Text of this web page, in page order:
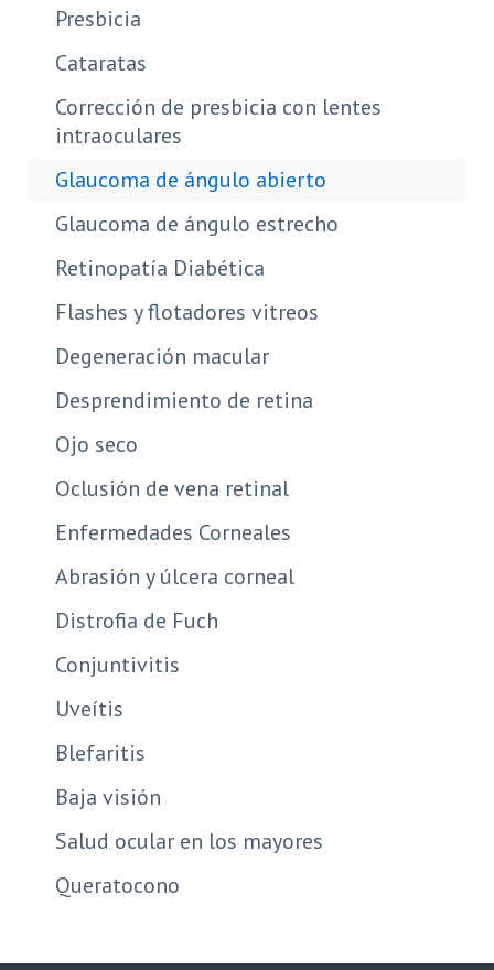
Presbicia
Cataratas
Corrección de presbicia con lentes
intraoculares
Glaucoma de ángulo abierto
Glaucoma de ángulo estrecho
Retinopatía Diabética
Flashes y flotadores vitreos
Degeneración macular
Desprendimiento de retina
Ojo seco
Oclusión de vena retinal
Enfermedades Corneales
Abrasión y úlcera corneal
Distrofia de Fuch
Conjuntivitis
Uveítis
Blefaritis
Baja visión
Salud ocular en los mayores
Queratocono